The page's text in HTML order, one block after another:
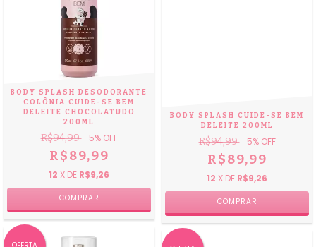
BODY SPLASH DESODORANTE
COLÔNIA CUIDE-SE BEM
DELEITE CHOCOLATUDO
200ML
R$94,99 5% OFF
R$89,99
12 X DE R$9,26
BODY SPLASH CUIDE-SE BEM
DELEITE 200ML
R$94,99 5% OFF
R$89,99
12 X DE R$9,26